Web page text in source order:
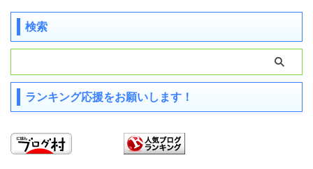
検索
ランキング応援をお願いします！